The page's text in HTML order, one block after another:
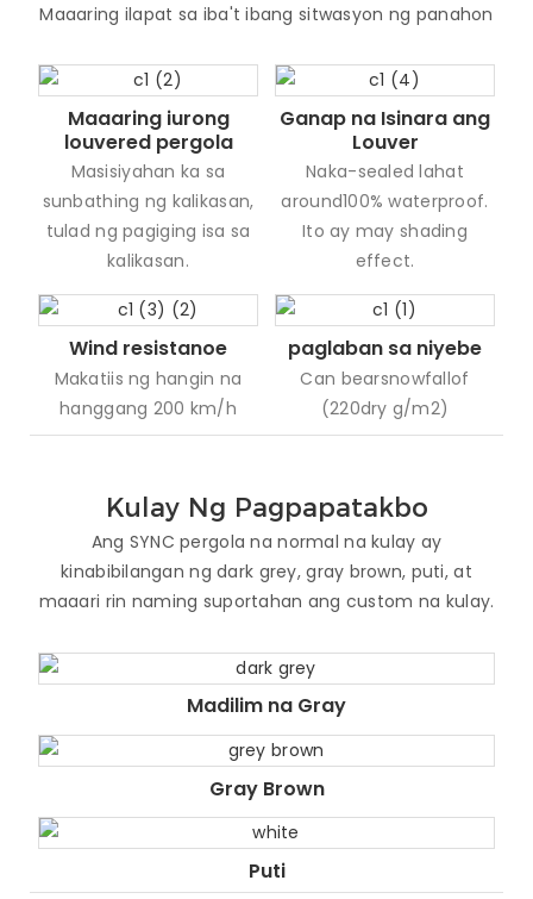
Maaaring ilapat sa iba't ibang sitwasyon ng panahon
Maaaring iurong
louvered pergola
Masisiyahan ka sa
sunbathing ng kalikasan,
tulad ng pagiging isa sa
kalikasan.
Ganap na Isinara ang
Louver
Naka-sealed lahat
around100% waterproof.
Ito ay may shading
effect.
Wind resistanoe
Makatiis ng hangin na
hanggang 200 km/h
paglaban sa niyebe
Can bearsnowfallof
(220dry g/m2)
Kulay Ng Pagpapatakbo
Ang SYNC pergola na normal na kulay ay
kinabibilangan ng dark grey, gray brown, puti, at
maaari rin naming suportahan ang custom na kulay.
Madilim na Gray
Gray Brown
Puti